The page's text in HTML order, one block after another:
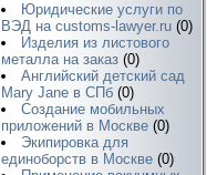
Юридические услуги по
ВЭД на customs-lawyer.ru (0)
Изделия из листового
металла на заказ (0)
Английский детский сад
Mary Jane в СПб (0)
Создание мобильных
приложений в Москве (0)
Экипировка для
единоборств в Москве (0)